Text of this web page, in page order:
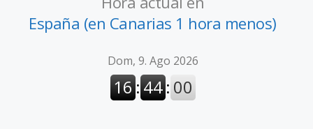
España (en Canarias 1 hora menos)